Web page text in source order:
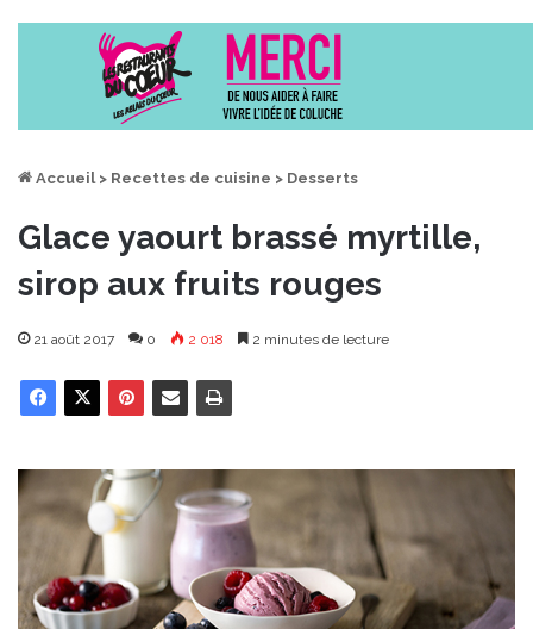
Accueil > Recettes de cuisine > Desserts
Glace yaourt brassé myrtille,
sirop aux fruits rouges
21 août 2017 0 2 018 2 minutes de lecture